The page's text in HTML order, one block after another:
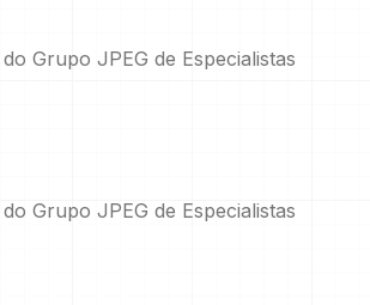
Grupo JPEG de Especialistas
Grupo JPEG de Especialistas